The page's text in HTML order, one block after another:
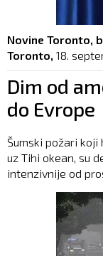
Novine Toronto,
Toronto, 18.
Dim od
do Evrope
Šumski požari koji
uz Tihi okean, su
intenzivnije od